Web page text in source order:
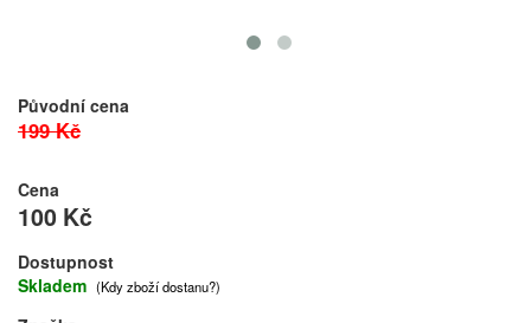
Původní cena
199 Kč
Cena
100 Kč
Dostupnost
Skladem (Kdy zboží dostanu?)